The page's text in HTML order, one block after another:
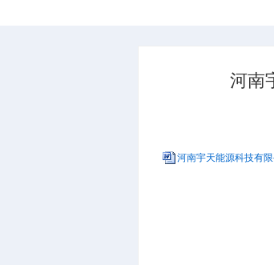
河南
河南宇天能源科技有